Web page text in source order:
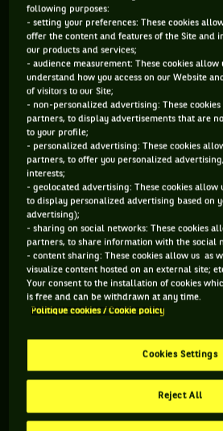
Allemagne 5-0 Hongrie
Emmenés par la tête d'affiche de cette
qualifications Alexander Zverev,
détails face à la Hongrie. 100% de
un succès de Kholschreiber non sans
Piros 6-7, 7-5, 6-4, Zverev a enchaîné
Peter Nagy 6-2, 6-2, avant que le
scèle la qualif' face à Borsos / Nagy 6-
totale grâce aux deux succès de
6-4 et Kohlschreiber contre David
Brésil 1-3 Belgique
Privée de son meilleur joueur David
imposée au Brésil grâce à des succès
Vliegen et encore Coppejans suite à
following purposes:
- setting your preferences: These cookies
offer the content and features of the Site and
our products and services;
- audience measurement: These cookies
understand how you access on our Website
of visitors to our Site;
- non-personalized advertising: These
partners, to display advertisements that are
to your profile;
- personalized advertising: These cookies
partners, to offer you personalized
interests;
- geolocated advertising: These cookies allow
to display personalized advertising based on
advertising);
- sharing on social networks: These cookies
partners, to share information with the social
- content sharing: These cookies allow us as
visualize content hosted on an external site;
Your consent to the installation of cookies
is free and can be withdrawn at any time.
Politique cookies / Cookie policy
Cookies Settings
Reject All